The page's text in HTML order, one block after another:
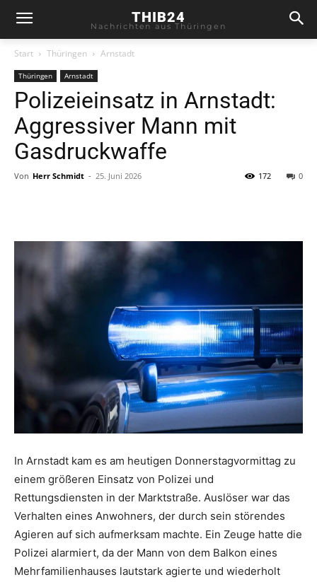
THIB24
Nachrichten aus Thüringen
Start Thüringen Arnstadt
Thüringen Arnstadt
Polizeieinsatz in Arnstadt:
Aggressiver Mann mit
Gasdruckwaffe
Von Herr Schmidt - 25. Juni 2026 0
172
In Arnstadt kam es am heutigen Donnerstagvormittag zu
einem größeren Einsatz von Polizei und
Rettungsdiensten in der Marktstraße. Auslöser war das
Verhalten eines Anwohners, der durch sein störendes
Agieren auf sich aufmerksam machte. Ein Zeuge hatte die
Polizei alarmiert, da der Mann von dem Balkon eines
Mehrfamilienhauses lautstark agierte und wiederholt